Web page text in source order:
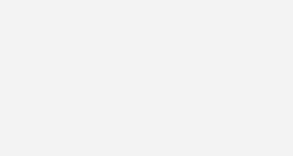
am 6. November 2015 im
Verfahren laut dem
und Energie erfolgreich
beginnt damit wie vorgesehen ab